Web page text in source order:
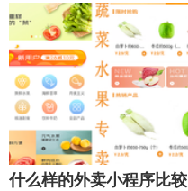
什么样的外卖小程序比较